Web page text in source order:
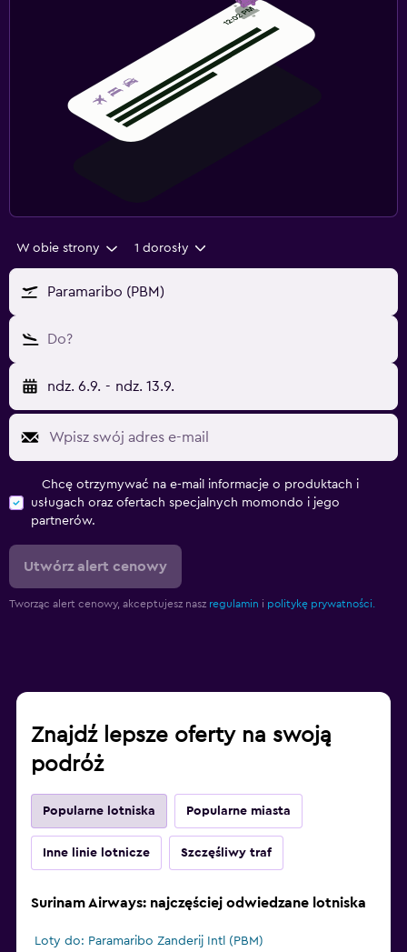
W obie strony 1 dorosły
Paramaribo (PBM)
Do?
ndz. 6.9. - ndz. 13.9.
Chcę otrzymywać na e-mail informacje o produktach i
usługach oraz ofertach specjalnych momondo i jego
partnerów.
Utwórz alert cenowy
Tworząc alert cenowy, akceptujesz nasz regulamin i politykę prywatności.
Znajdź lepsze oferty na swoją
podróż
Popularne lotniska Popularne miasta
Inne linie lotnicze Szczęśliwy traf
Surinam Airways: najczęściej odwiedzane lotniska
Loty do: Paramaribo Zanderij Intl (PBM)